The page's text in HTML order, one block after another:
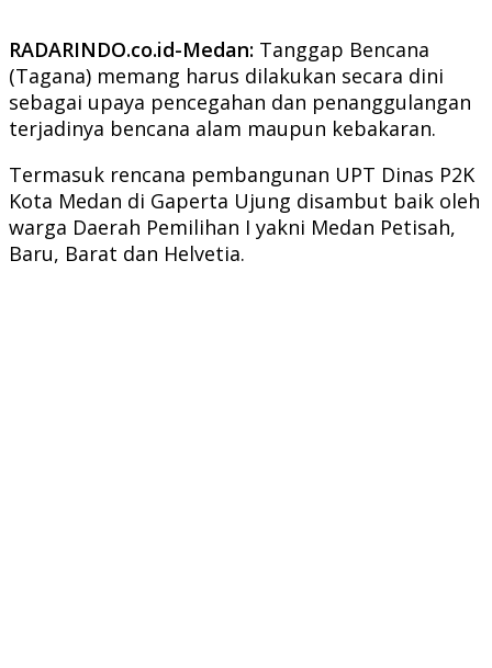
RADARINDO.co.id-Medan: Tanggap Bencana
(Tagana) memang harus dilakukan secara dini
sebagai upaya pencegahan dan penanggulangan
terjadinya bencana alam maupun kebakaran.
Termasuk rencana pembangunan UPT Dinas P2K
Kota Medan di Gaperta Ujung disambut baik oleh
warga Daerah Pemilihan I yakni Medan Petisah,
Baru, Barat dan Helvetia.